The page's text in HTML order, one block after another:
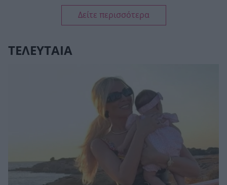
Δείτε περισσότερα
ΤΕΛΕΥΤΑΙΑ